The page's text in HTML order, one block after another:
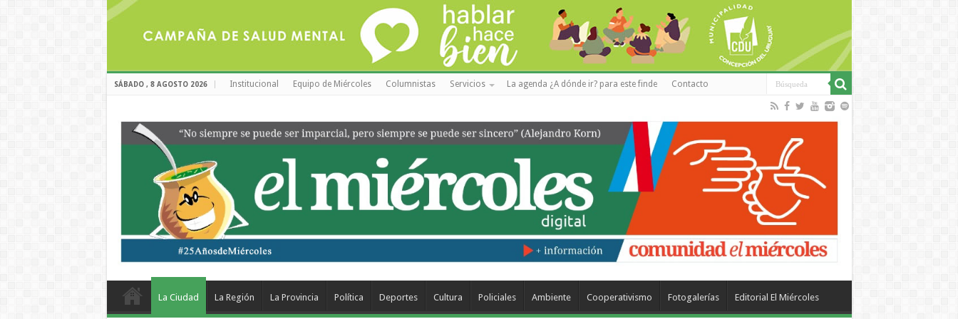
SÁBADO , 8 AGOSTO 2026 Institucional Equipo de Miércoles Columnistas Servicios La agenda ¿A dónde ir? para este finde Contacto
La Ciudad La Región La Provincia Política Deportes Cultura Policiales Ambiente Cooperativismo Fotogalerías Editorial El Miércoles